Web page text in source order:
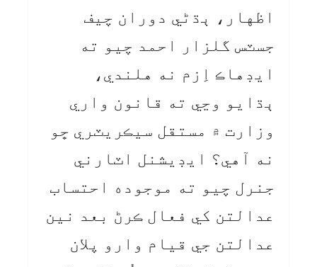
اظهار، ٻڌڻي دوران چيف
جسٽس گلزار احمد چيو ته
ايڊهاڪ اِزم نه هلندي،
ٻڌايو وڃي ته قانون واري
وزارت ۾ مستقل سيڪريٽري ڇو
نه آهي؟ ايڊيشنل اٽارني
جنرل چيو ته موجوده احتساب
عدالتن کي فعال ڪرڻ بعد نين
عدالتن جي قيام وارو پلان